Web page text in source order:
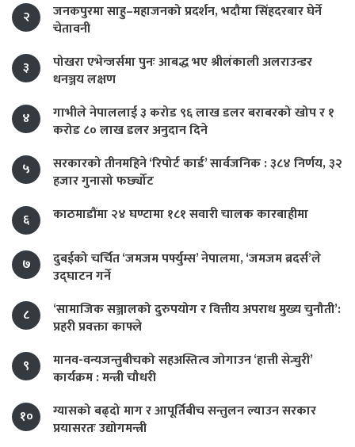
२
जनकपुरमा साहु–महाजनको प्रदर्शन, भदौमा सिंहदरबार घेर्ने
चेतावनी
३
पोखरा एभेन्जर्समा पुनः आबद्ध भए श्रीलंकाली अलराउन्डर
धनञ्जय लक्षण
४
गाभीले नेपाललाई ३ करोड ९६ लाख डलर बराबरको खोप र १
करोड ८० लाख डलर अनुदान दिने
५
सरकारको तीनमहिने ‘रिपोर्ट कार्ड’ सार्वजनिक : ३८४ निर्णय, ३२
हजार गुनासो फर्छ्योट
६
काठमाडौंमा २४ घण्टामा १८१ सवारी चालक कारबाहीमा
७
दुबईको चर्चित ‘जमजम पर्फ्युम्स’ नेपालमा, ‘जमजम ब्रदर्स’ले
उद्घाटन गर्ने
८
‘सामाजिक सञ्जालको दुरुपयोग र वित्तीय अपराध मुख्य चुनौती’:
प्रहरी प्रवक्ता काफ्ले
९
मानव-वन्यजन्तुबीचको सहअस्तित्व जोगाउन ‘हात्ती सेन्चुरी’
कार्यक्रम : मन्त्री चौधरी
१०
ग्यासको बढ्दो माग र आपूर्तिबीच सन्तुलन ल्याउन सरकार
प्रयासरतः उद्योगमन्त्री